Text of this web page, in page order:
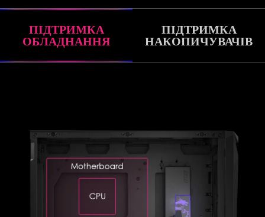
ПІДТРИМКА
ОБЛАДНАННЯ
ПІДТРИМКА
НАКОПИЧУВАЧІВ